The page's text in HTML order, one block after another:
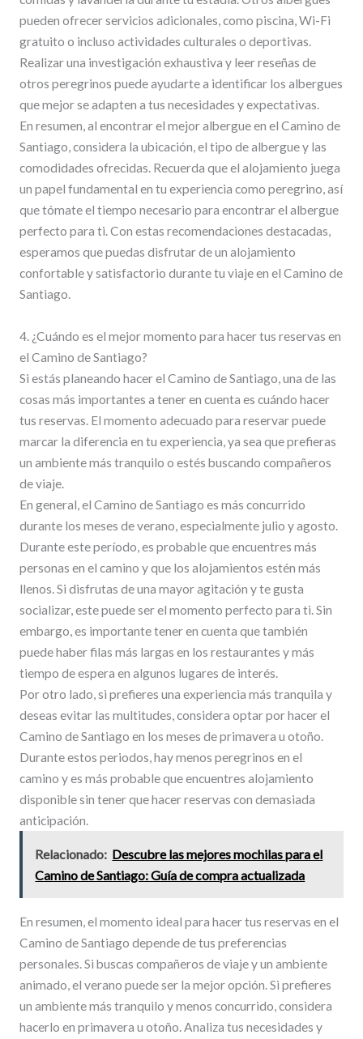
pueden ofrecer servicios adicionales, como piscina, Wi-Fi
gratuito o incluso actividades culturales o deportivas.
Realizar una investigación exhaustiva y leer reseñas de
otros peregrinos puede ayudarte a identificar los albergues
que mejor se adapten a tus necesidades y expectativas.
En resumen, al encontrar el mejor albergue en el Camino de
Santiago, considera la ubicación, el tipo de albergue y las
comodidades ofrecidas. Recuerda que el alojamiento juega
un papel fundamental en tu experiencia como peregrino, así
que tómate el tiempo necesario para encontrar el albergue
perfecto para ti. Con estas recomendaciones destacadas,
esperamos que puedas disfrutar de un alojamiento
confortable y satisfactorio durante tu viaje en el Camino de
Santiago.
4. ¿Cuándo es el mejor momento para hacer tus reservas en
el Camino de Santiago?
Si estás planeando hacer el Camino de Santiago, una de las
cosas más importantes a tener en cuenta es cuándo hacer
tus reservas. El momento adecuado para reservar puede
marcar la diferencia en tu experiencia, ya sea que prefieras
un ambiente más tranquilo o estés buscando compañeros
de viaje.
En general, el Camino de Santiago es más concurrido
durante los meses de verano, especialmente julio y agosto.
Durante este período, es probable que encuentres más
personas en el camino y que los alojamientos estén más
llenos. Si disfrutas de una mayor agitación y te gusta
socializar, este puede ser el momento perfecto para ti. Sin
embargo, es importante tener en cuenta que también
puede haber filas más largas en los restaurantes y más
tiempo de espera en algunos lugares de interés.
Por otro lado, si prefieres una experiencia más tranquila y
deseas evitar las multitudes, considera optar por hacer el
Camino de Santiago en los meses de primavera u otoño.
Durante estos periodos, hay menos peregrinos en el
camino y es más probable que encuentres alojamiento
disponible sin tener que hacer reservas con demasiada
anticipación.
Relacionado: Descubre las mejores mochilas para el
Camino de Santiago: Guía de compra actualizada
En resumen, el momento ideal para hacer tus reservas en el
Camino de Santiago depende de tus preferencias
personales. Si buscas compañeros de viaje y un ambiente
animado, el verano puede ser la mejor opción. Si prefieres
un ambiente más tranquilo y menos concurrido, considera
hacerlo en primavera u otoño. Analiza tus necesidades y